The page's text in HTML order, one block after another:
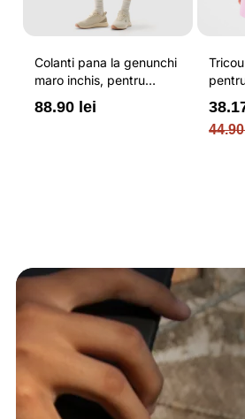
Colanti pana la genunchi
maro inchis, pentru
femei, cu striatii si
cusaturi plate 4F
88.90 lei